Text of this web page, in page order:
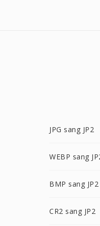
JPG sang JP2
WEBP sang
BMP sang JP2
CR2 sang JP2